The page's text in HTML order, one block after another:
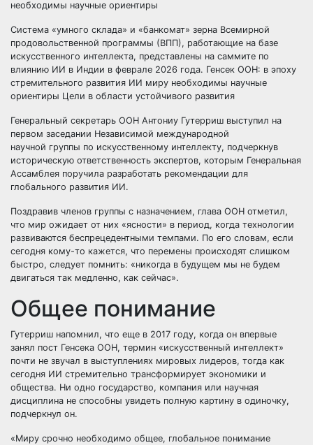
Система «умного склада» и «банкомат» зерна Всемирной
продовольственной программы (ВПП), работающие на базе
искусственного интеллекта, представлены на саммите по
влиянию ИИ в Индии в феврале 2026 года. Генсек ООН: в эпоху
стремительного развития ИИ миру необходимы научные
ориентиры Цели в области устойчивого развития
Генеральный секретарь ООН Антониу Гутерриш выступил на
первом заседании Независимой международной
научной группы по искусственному интеллекту, подчеркнув
историческую ответственность экспертов, которым Генеральная
Ассамблея поручила разработать рекомендации для
глобального развития ИИ.
Поздравив членов группы с назначением, глава ООН отметил,
что мир ожидает от них «ясности» в период, когда технологии
развиваются беспрецедентными темпами. По его словам, если
сегодня кому-то кажется, что перемены происходят слишком
быстро, следует помнить: «никогда в будущем мы не будем
двигаться так медленно, как сейчас».
Общее понимание
Гутерриш напомнил, что еще в 2017 году, когда он впервые
занял пост Генсека ООН, термин «искусственный интеллект»
почти не звучал в выступлениях мировых лидеров, тогда как
сегодня ИИ стремительно трансформирует экономики и
общества. Ни одно государство, компания или научная
дисциплина не способны увидеть полную картину в одиночку,
подчеркнул он.
«Миру срочно необходимо общее, глобальное понимание